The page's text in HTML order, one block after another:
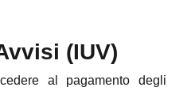
(IUV)
al pagamento degli